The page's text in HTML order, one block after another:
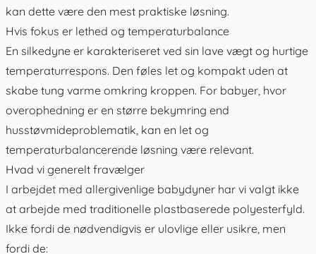
kan dette være den mest praktiske løsning.
Hvis fokus er lethed og temperaturbalance
En silkedyne er karakteriseret ved sin lave vægt og hurtige
temperaturrespons. Den føles let og kompakt uden at
skabe tung varme omkring kroppen. For babyer, hvor
overophedning er en større bekymring end
husstøvmideproblematik, kan en let og
temperaturbalancerende løsning være relevant.
Hvad vi generelt fravælger
I arbejdet med allergivenlige babydyner har vi valgt ikke
at arbejde med traditionelle plastbaserede polyesterfyld.
Ikke fordi de nødvendigvis er ulovlige eller usikre, men
fordi de: